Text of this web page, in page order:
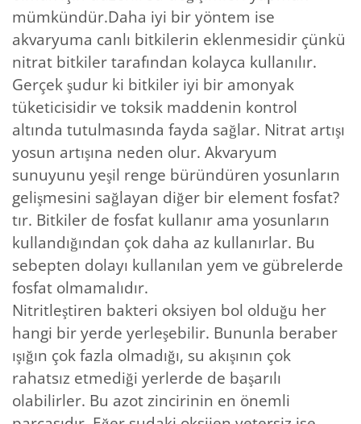
mümkündür.Daha iyi bir yöntem ise
akvaryuma canlı bitkilerin eklenmesidir çünkü
nitrat bitkiler tarafından kolayca kullanılır.
Gerçek şudur ki bitkiler iyi bir amonyak
tüketicisidir ve toksik maddenin kontrol
altında tutulmasında fayda sağlar. Nitrat artışı
yosun artışına neden olur. Akvaryum
sunuyunu yeşil renge büründüren yosunların
gelişmesini sağlayan diğer bir element fosfat?
tır. Bitkiler de fosfat kullanır ama yosunların
kullandığından çok daha az kullanırlar. Bu
sebepten dolayı kullanılan yem ve gübrelerde
fosfat olmamalıdır.
Nitritleştiren bakteri oksiyen bol olduğu her
hangi bir yerde yerleşebilir. Bununla beraber
ışığın çok fazla olmadığı, su akışının çok
rahatsız etmediği yerlerde de başarılı
olabilirler. Bu azot zincirinin en önemli